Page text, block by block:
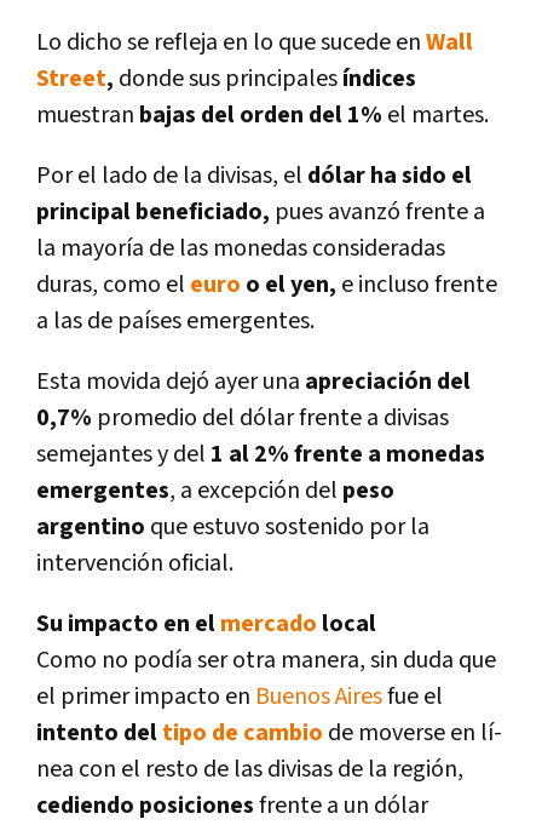
Lo dicho se refleja en lo que sucede enWall
Street, donde sus principalesí­ndices
muestran bajas del orden del 1% el martes.
Por el lado de la divisas, el dólar ha sido el
principal beneficiado, pues avanzó frente a
la mayorí­a de las monedas consideradas
duras, como el euro o el yen, e incluso frente
a las de paí­ses emergentes.
Esta movida dejó ayer una apreciación del
0,7% promedio del dólar frente a divisas
semejantes y del 1 al 2% frente a monedas
emergentes, a excepción del peso
argentino que estuvo sostenido por la
intervención oficial.
Su impacto en elmercado local
Como no podí­a ser otra manera, sin duda que
el primer impacto en Buenos Airesfue el
intento deltipo de cambio de moverse en lí­
nea con el resto de las divisas de la región,
cediendo posicionesfrente a un dólar